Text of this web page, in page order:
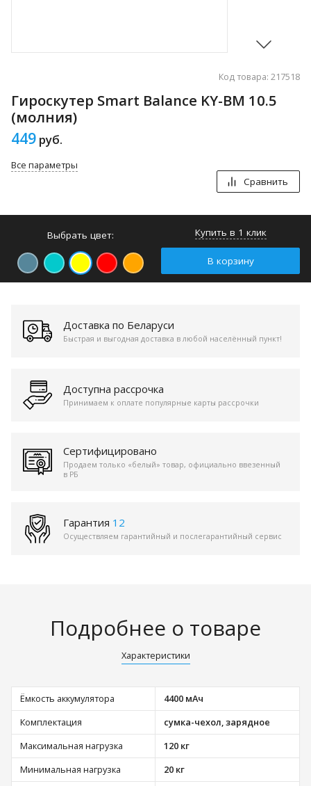
Код товара: 217518
Гироскутер Smart Balance KY-BM 10.5
(молния)
449 руб.
Все параметры
Сравнить
Выбрать цвет: Купить в 1 клик
В корзину
Доставка по Беларуси
Быстрая и выгодная доставка в любой населённый пункт!
Доступна рассрочка
Принимаем к оплате популярные карты рассрочки
Сертифицировано
Продаем только «белый» товар, официально ввезенный
в РБ
Гарантия 12
Осуществляем гарантийный и послегарантийный сервис
Подробнее о товаре
Характеристики
Ёмкость аккумулятора
4400 мАч
Комплектация
сумка-чехол, зарядное
Максимальная нагрузка
120 кг
Минимальная нагрузка
20 кг